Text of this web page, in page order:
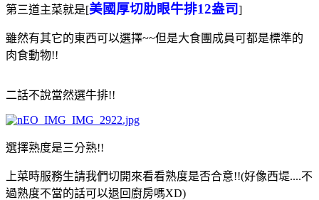
第三道主菜就是[美國厚切肋眼牛排12盎司]
雖然有其它的東西可以選擇~~但是大食團成員可都是標準的
肉食動物!!
二話不說當然選牛排!!
選擇熟度是三分熟!!
上菜時服務生請我們切開來看看熟度是否合意!!(好像西堤....不
過熟度不當的話可以退回廚房嗎XD)